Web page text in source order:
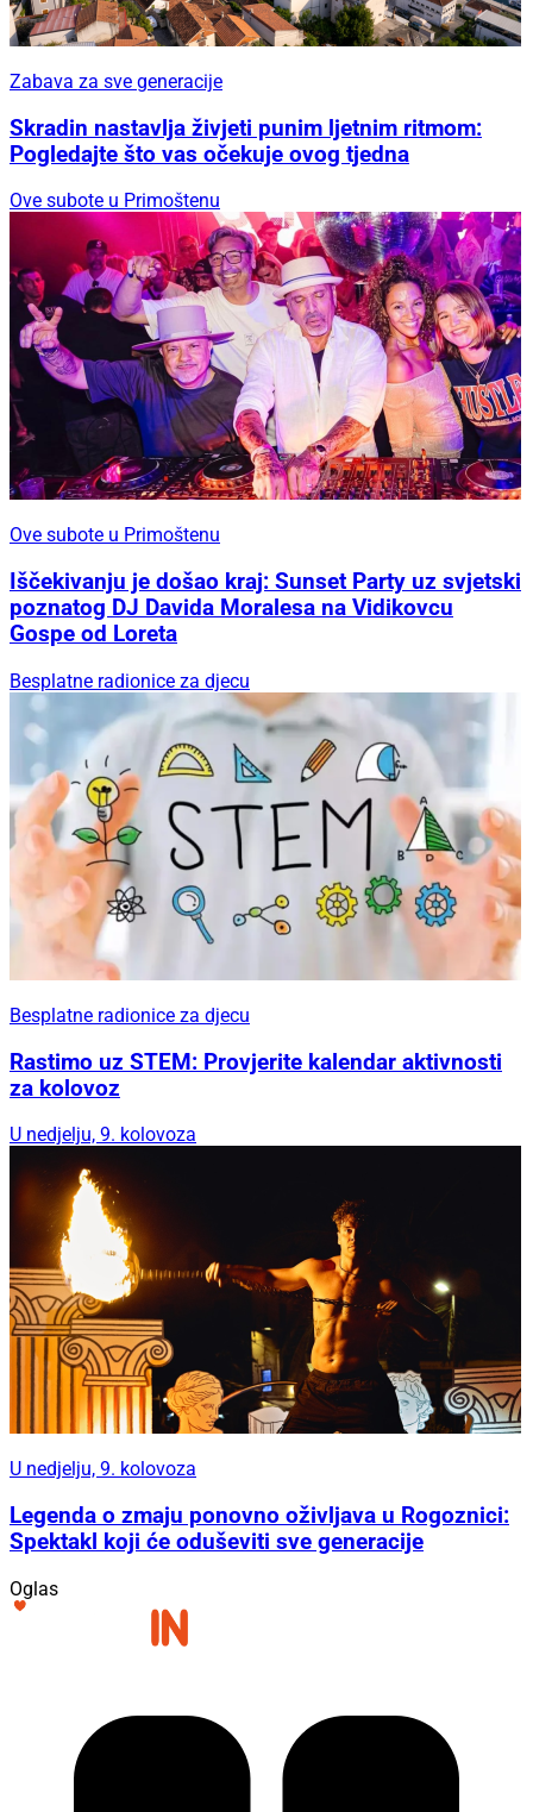
Zabava za sve generacije
Skradin nastavlja živjeti punim ljetnim ritmom:
Pogledajte što vas očekuje ovog tjedna
Ove subote u Primoštenu
Ove subote u Primoštenu
Iščekivanju je došao kraj: Sunset Party uz svjetski
poznatog DJ Davida Moralesa na Vidikovcu
Gospe od Loreta
Besplatne radionice za djecu
Besplatne radionice za djecu
Rastimo uz STEM: Provjerite kalendar aktivnosti
za kolovoz
U nedjelju, 9. kolovoza
U nedjelju, 9. kolovoza
Legenda o zmaju ponovno oživljava u Rogoznici:
Spektakl koji će oduševiti sve generacije
Oglas